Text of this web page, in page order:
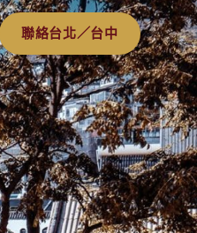
聯絡台北／台中